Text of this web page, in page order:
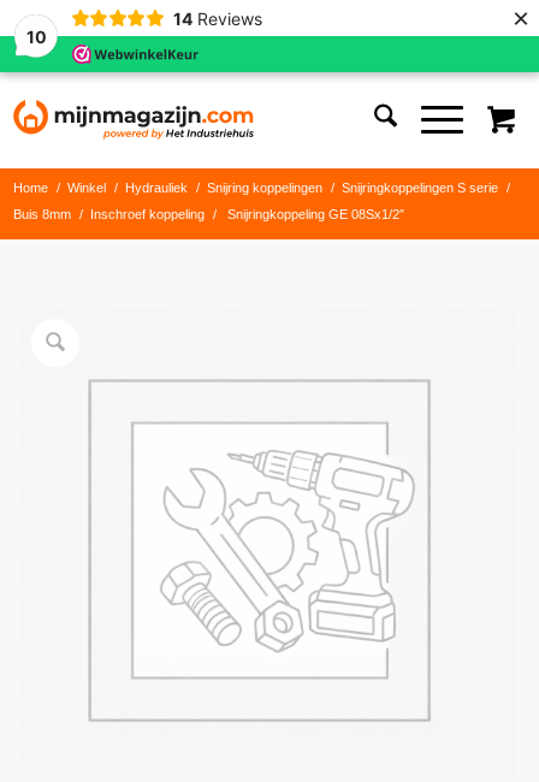
10
14 Reviews ×
Home / Winkel / Hydrauliek / Snijring koppelingen / Snijringkoppelingen S serie
/
Buis 8mm
/ Inschroef koppeling / Snijringkoppeling GE 08Sx1/2″